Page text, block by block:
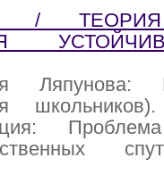
/ ТЕОРИЯ
Ляпунова:
Проблема